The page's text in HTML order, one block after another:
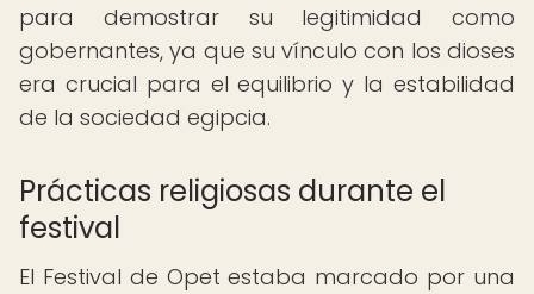
para demostrar su legitimidad como
gobernantes, ya que su vínculo con los dioses
era crucial para el equilibrio y la estabilidad
de la sociedad egipcia.
Prácticas religiosas durante el
festival
El Festival de Opet estaba marcado por una